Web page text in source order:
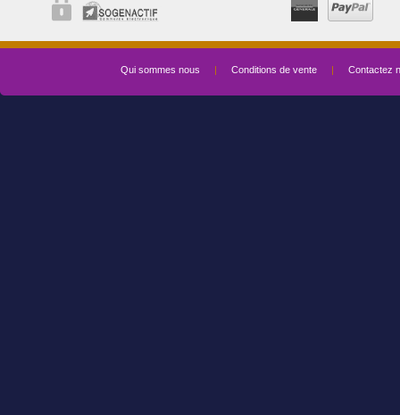
Qui sommes nous | Conditions de vente | Contactez